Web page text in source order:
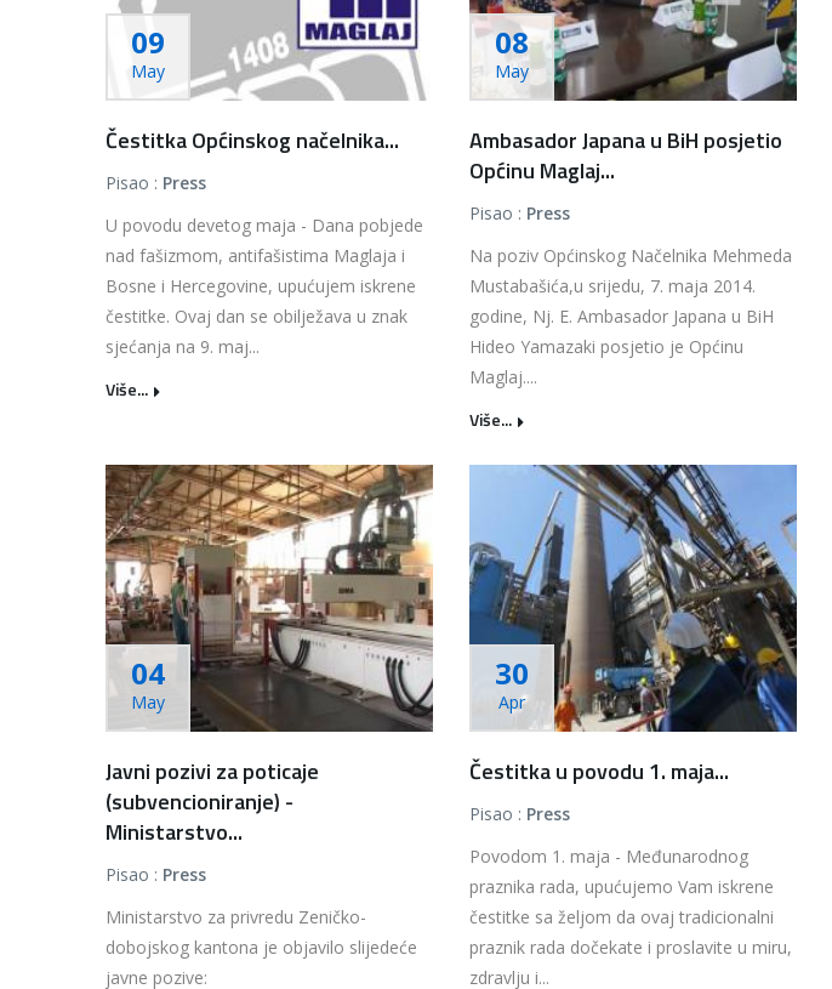
09
May
Čestitka Općinskog načelnika...
Pisao : Press
U povodu devetog maja - Dana pobjede
nad fašizmom, antifašistima Maglaja i
Bosne i Hercegovine, upućujem iskrene
čestitke. Ovaj dan se obilježava u znak
sjećanja na 9. maj...
Više...
08
May
Ambasador Japana u BiH posjetio
Općinu Maglaj...
Pisao : Press
Na poziv Općinskog Načelnika Mehmeda
Mustabašića,u srijedu, 7. maja 2014.
godine, Nj. E. Ambasador Japana u BiH
Hideo Yamazaki posjetio je Općinu
Maglaj....
Više...
04
May
Javni pozivi za poticaje
(subvencioniranje) -
Ministarstvo...
Pisao : Press
Ministarstvo za privredu Zeničko-
dobojskog kantona je objavilo slijedeće
javne pozive:
30
Apr
Čestitka u povodu 1. maja...
Pisao : Press
Povodom 1. maja - Međunarodnog
praznika rada, upućujemo Vam iskrene
čestitke sa željom da ovaj tradicionalni
praznik rada dočekate i proslavite u miru,
zdravlju i...